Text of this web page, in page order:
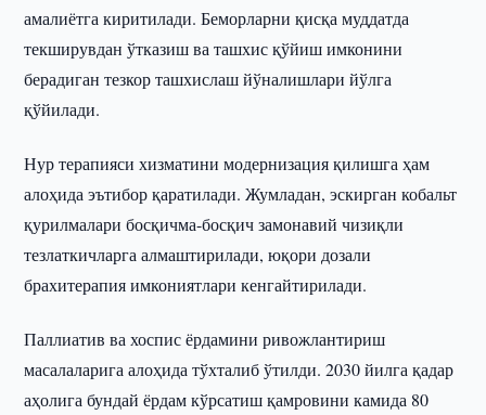
амалиётга киритилади. Беморларни қисқа муддатда
текширувдан ўтказиш ва ташхис қўйиш имконини
берадиган тезкор ташхислаш йўналишлари йўлга
қўйилади.
Нур терапияси хизматини модернизация қилишга ҳам
алоҳида эътибор қаратилади. Жумладан, эскирган кобальт
қурилмалари босқичма-босқич замонавий чизиқли
тезлаткичларга алмаштирилади, юқори дозали
брахитерапия имкониятлари кенгайтирилади.
Паллиатив ва хоспис ёрдамини ривожлантириш
масалаларига алоҳида тўхталиб ўтилди. 2030 йилга қадар
аҳолига бундай ёрдам кўрсатиш қамровини камида 80